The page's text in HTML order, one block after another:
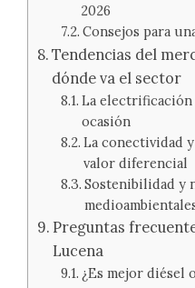
2026
Consejos para
Tendencias del
dónde va el sector
La electrificación
ocasión
La conectividad
valor diferencial
Sostenibilidad y
Preguntas
Lucena
¿Es mejor diésel